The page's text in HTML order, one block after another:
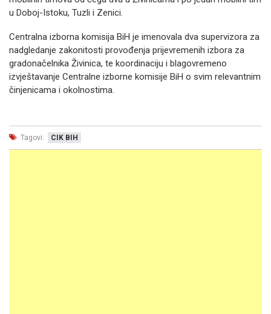
u Doboj-Istoku, Tuzli i Zenici.
Centralna izborna komisija BiH je imenovala dva supervizora za
nadgledanje zakonitosti provođenja prijevremenih izbora za
gradonačelnika Živinica, te koordinaciju i blagovremeno
izvještavanje Centralne izborne komisije BiH o svim relevantnim
činjenicama i okolnostima.
Tagovi: CIK BIH